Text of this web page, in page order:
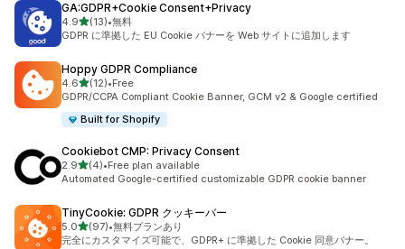
GA:GDPR+Cookie Consent+Privacy
4.95つ星中
(13)
合計レビュー数：13件
•無料
GDPR に準拠した EU Cookie バナーを Web サイトに追加します
Hoppy GDPR Compliance
4.65つ星中
(12)
合計レビュー数：12件
•Free
GDPR/CCPA Compliant Cookie Banner, GCM v2 & Google certified
Built for Shopify
Cookiebot CMP: Privacy Consent
2.95つ星中
(4)
合計レビュー数：4件
•Free plan available
Automated Google-certified customizable GDPR cookie banner
TinyCookie: GDPR クッキーバー
5.05つ星中
(97)
合計レビュー数：97件
•無料プランあり
完全にカスタマイズ可能で、GDPR+ に準拠した Cookie 同意バナー。